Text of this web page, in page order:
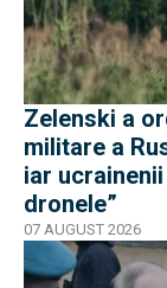
Zelenski a
militare a
iar
dronele”
07 AUGUST 2026